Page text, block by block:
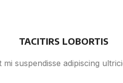
TACITIRS LOBORTIS
mi suspendisse adipiscing